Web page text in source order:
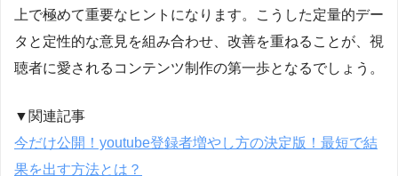
上で極めて重要なヒントになります。こうした定量的デー
タと定性的な意見を組み合わせ、改善を重ねることが、視
聴者に愛されるコンテンツ制作の第一歩となるでしょう。
▼関連記事
今だけ公開！youtube登録者増やし方の決定版！最短で結
果を出す方法とは？